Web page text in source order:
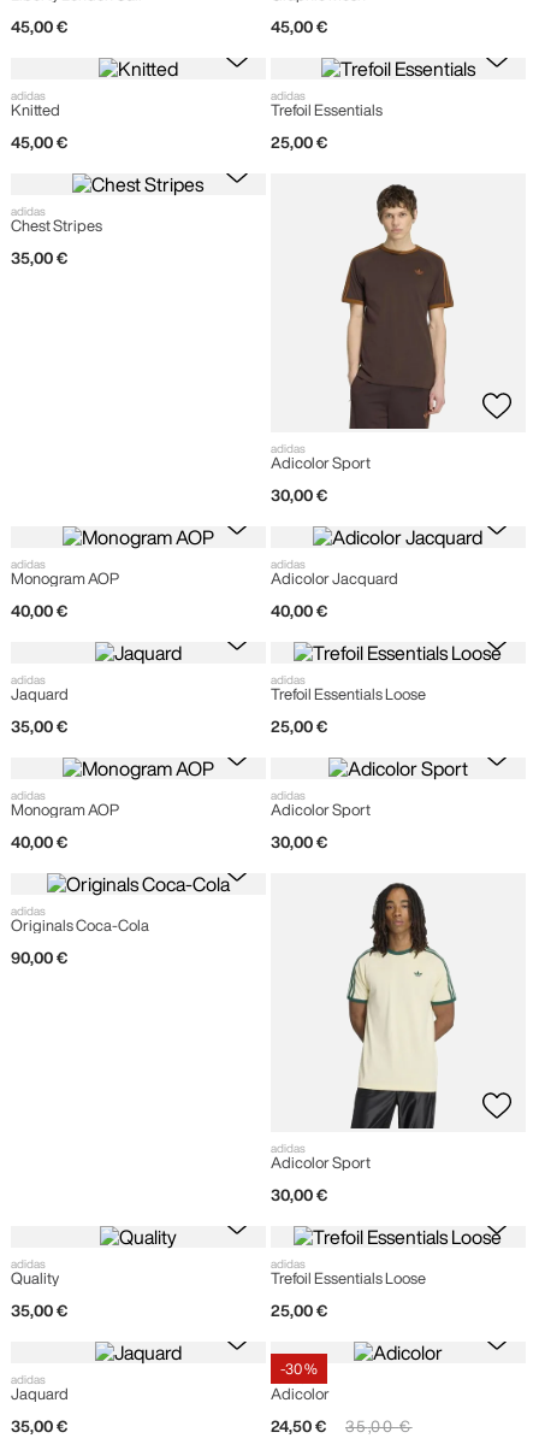
45,00 € 45,00 €
adidas
Knitted
45,00 €
adidas
Trefoil Essentials
25,00 €
adidas
Chest Stripes
35,00 €
adidas
Adicolor Sport
30,00 €
adidas
Monogram AOP
40,00 €
adidas
Adicolor Jacquard
40,00 €
adidas
Jaquard
35,00 €
adidas
Trefoil Essentials Loose
25,00 €
adidas
Monogram AOP
40,00 €
adidas
Adicolor Sport
30,00 €
adidas
Originals Coca-Cola
90,00 €
adidas
Adicolor Sport
30,00 €
adidas
Quality
35,00 €
adidas
Trefoil Essentials Loose
25,00 €
adidas
Jaquard
35,00 €
-30 %
adidas
Adicolor
24,50 € 35,00 €